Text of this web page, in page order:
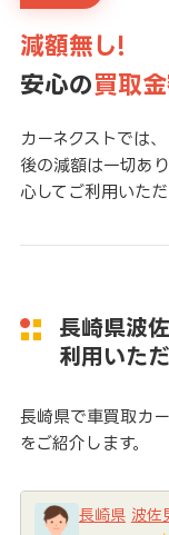
減額無し!
安心の買取
カーネクストでは
後の減額は一切あ
心してご利用いた
長崎県波
利用いた
長崎県で車買取カ
をご紹介します。
長崎県 波佐